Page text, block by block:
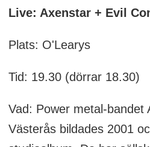
Live: Axenstar + Evil
Plats: O'Learys
Tid: 19.30 (dörrar 18.30)
Vad: Power metal-bandet
Västerås bildades 2001